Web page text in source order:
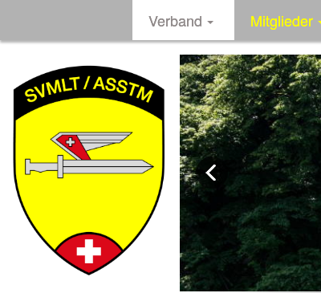
Verband Mitglieder